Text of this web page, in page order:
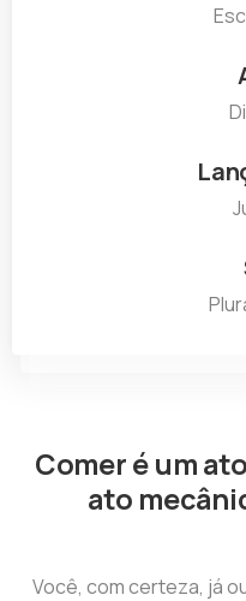
Comer é um
ato
Você, com certeza, já